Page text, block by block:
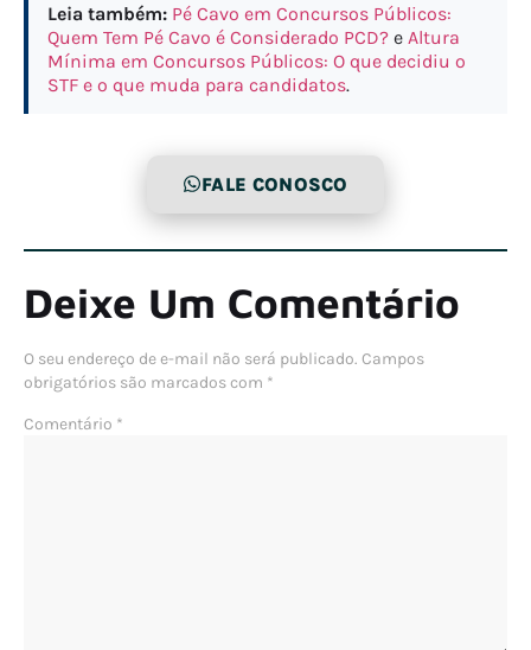
Leia também: Pé Cavo em Concursos Públicos:
Quem Tem Pé Cavo é Considerado PCD? e Altura
Mínima em Concursos Públicos: O que decidiu o
STF e o que muda para candidatos.
FALE CONOSCO
Deixe Um Comentário
O seu endereço de e-mail não será publicado. Campos
obrigatórios são marcados com *
Comentário *